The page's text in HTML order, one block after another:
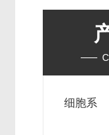
细胞系